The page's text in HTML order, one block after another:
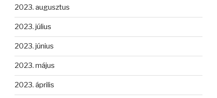
2023. augusztus
2023. július
2023. június
2023. május
2023. április